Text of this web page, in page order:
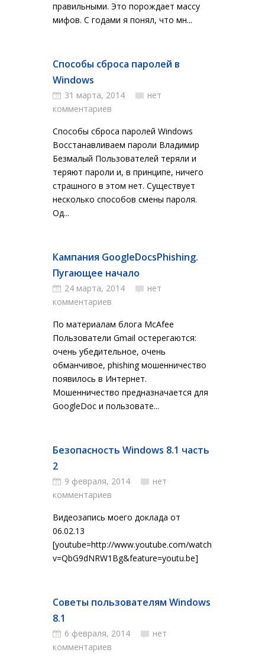
правильными. Это порождает массу
мифов. С годами я понял, что мн...
Способы сброса паролей в
Windows
31 марта, 2014
нет
комментариев
Способы сброса паролей Windows
Восстанавливаем пароли Владимир
Безмалый Пользователей теряли и
теряют пароли и, в принципе, ничего
страшного в этом нет. Существует
несколько способов смены пароля.
Од...
Кампания GoogleDocsPhishing.
Пугающее начало
24 марта, 2014
нет
комментариев
По материалам блога McAfee
Пользователи Gmail остерегаются:
очень убедительное, очень
обманчивое, phishing мошенничество
появилось в Интернет.
Мошенничество предназначается для
GoogleDoc и пользовате...
Безопасность Windows 8.1 часть
2
9 февраля, 2014
нет
комментариев
Видеозапись моего доклада от
06.02.13
[youtube=http://www.youtube.com/watch?
v=QbG9dNRW1Bg&feature=youtu.be]
Советы пользователям Windows
8.1
6 февраля, 2014
нет
комментариев